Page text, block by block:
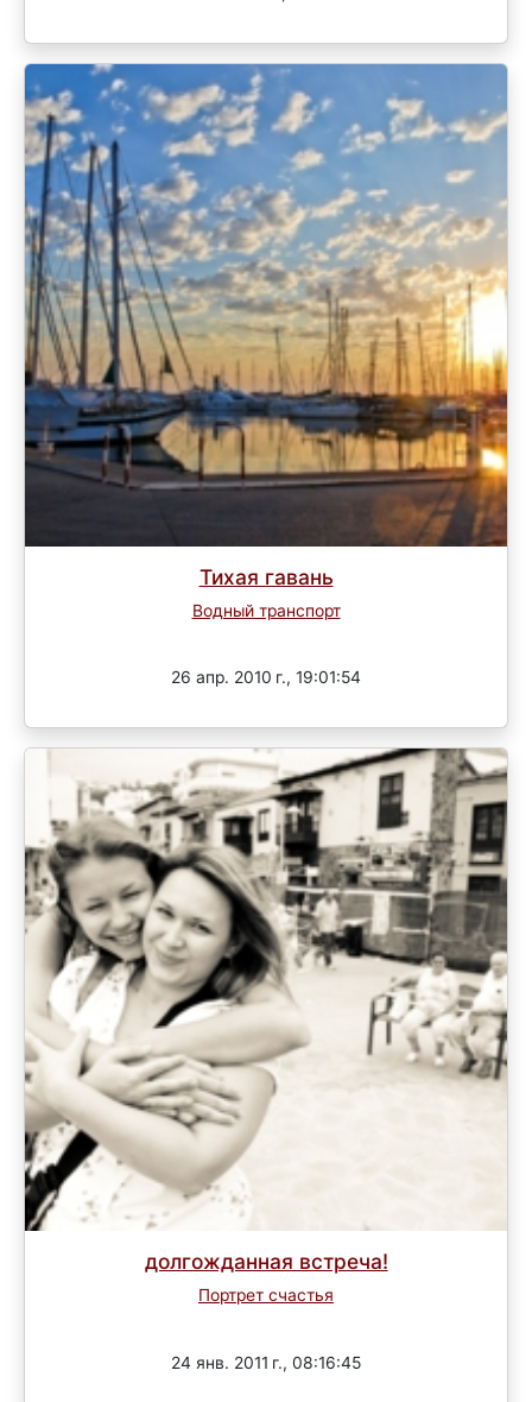
Тихая гавань
Водный транспорт
26 апр. 2010 г., 19:01:54
долгожданная встреча!
Портрет счастья
24 янв. 2011 г., 08:16:45